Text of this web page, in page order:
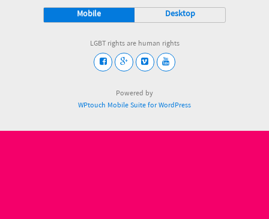
Mobile Desktop
LGBT rights are human rights
Powered by
WPtouch Mobile Suite for WordPress